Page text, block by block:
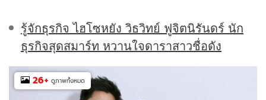
รู้จักธุรกิจ ไฮโซหยัง วิธวิทย์ ฟูจิตนิรันดร์ นัก
ธุรกิจสุดสมาร์ท หวานใจดาราสาวชื่อดัง
26+ ดูภาพทั้งหมด